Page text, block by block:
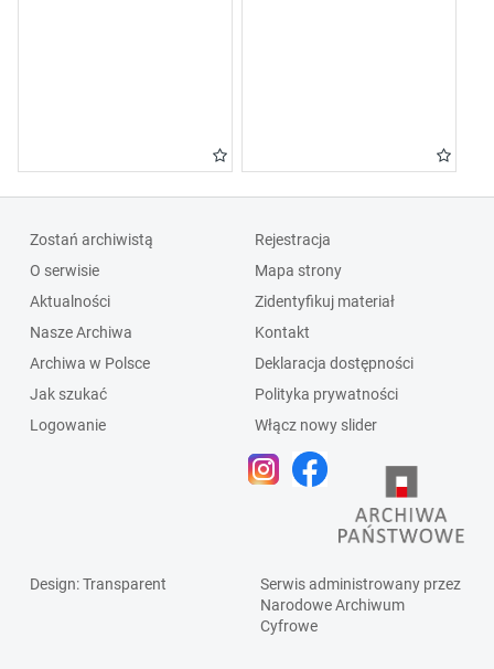
Zostań archiwistą
O serwisie
Aktualności
Nasze Archiwa
Archiwa w Polsce
Jak szukać
Logowanie
Rejestracja
Mapa strony
Zidentyfikuj materiał
Kontakt
Deklaracja dostępności
Polityka prywatności
Włącz nowy slider
Design: Transparent
Serwis administrowany przez
Narodowe Archiwum
Cyfrowe